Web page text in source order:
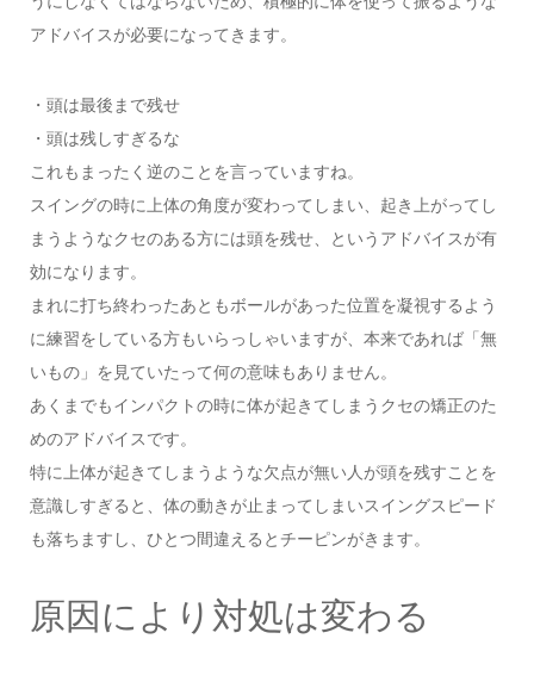
アドバイスが必要になってきます。
・頭は最後まで残せ
・頭は残しすぎるな
これもまったく逆のことを言っていますね。
スイングの時に上体の角度が変わってしまい、起き上がってし
まうようなクセのある方には頭を残せ、というアドバイスが有
効になります。
まれに打ち終わったあともボールがあった位置を凝視するよう
に練習をしている方もいらっしゃいますが、本来であれば「無
いもの」を見ていたって何の意味もありません。
あくまでもインパクトの時に体が起きてしまうクセの矯正のた
めのアドバイスです。
特に上体が起きてしまうような欠点が無い人が頭を残すことを
意識しすぎると、体の動きが止まってしまいスイングスピード
も落ちますし、ひとつ間違えるとチーピンがきます。
原因により対処は変わる